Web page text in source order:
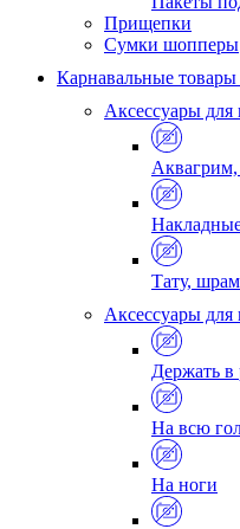
Прищепки
Сумки шопперы
Карнавальные товары
Аксессуары
Аквагрим,
Тату,
Аксессуары для
Держать в
На всю
На ноги